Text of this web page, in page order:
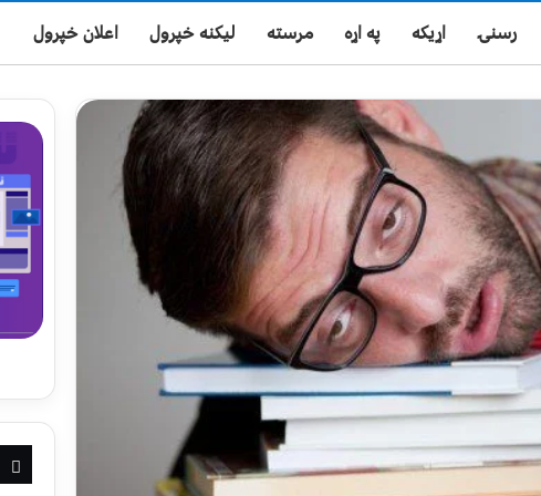
رسنۍ اړیکه په اړه مرسته لیکنه خپرول اعلان خپرول